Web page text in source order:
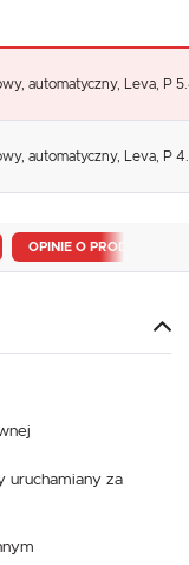
automatyczny, Leva, P
automatyczny, Leva, P
OPINIE O PRODUKCIE
uruchamiany za